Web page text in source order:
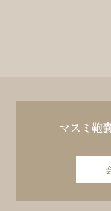
マスミ鞄